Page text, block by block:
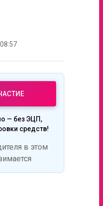
— без ЭЦП,
средств!
в этом